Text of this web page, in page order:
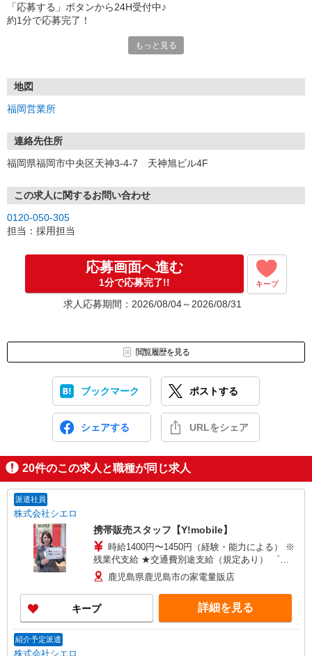
「応募する」ボタンから24H受付中♪
約1分で応募完了！
①応募から3営業日を目安に、メールorお電話でご連絡します。
★スマホでWEB面接（LINEなど）・出張面接・事務所面接と選べま
す
③面接実施（履歴書不要）
※ご希望があれば、職場見学の調整もOKです！
お気軽にご応募ください♪
もっと見る
地図
福岡営業所
連絡先住所
福岡県福岡市中央区天神3-4-7 天神旭ビル4F
この求人に関するお問い合わせ
0120-050-305
担当：採用担当
応募画面へ進む
1分で応募完了!! キープ
求人応募期間：2026/08/04～2026/08/31
閲覧履歴を見る
ブックマーク ポストする
シェアする URLをシェア
20件のこの求人と職種が同じ求人
派遣社員
株式会社シエロ
携帯販売スタッフ【Y!mobile】
時給1400円〜1450円（経験・能力による） ※
残業代支給 ★交通費別途支給（規定あり） ゜
+゜・。○。・゜+゜・。○。・゜+゜ 入社祝い金10
万円支給(規定有) お友達を紹介頂くと, インセンテ
ィブ支給(規定有) ★月2回払い・週払い可能（規程
有）★ ゜・。○。・゜+゜・。○。・゜+゜
鹿児島県鹿児島市の家電量販店
キープ 詳細を見る
紹介予定派遣
株式会社シエロ